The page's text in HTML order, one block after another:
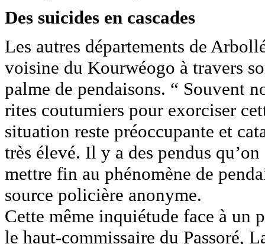
Des suicides en cascades
Les autres départements de
voisine du Kourwéogo à travers
palme de pendaisons. “ Souvent
rites coutumiers pour exorciser
situation reste préoccupante et
très élevé. Il y a des pendus
mettre fin au phénomène de
source policière anonyme.
Cette même inquiétude face à un
le haut-commissaire du Passoré,